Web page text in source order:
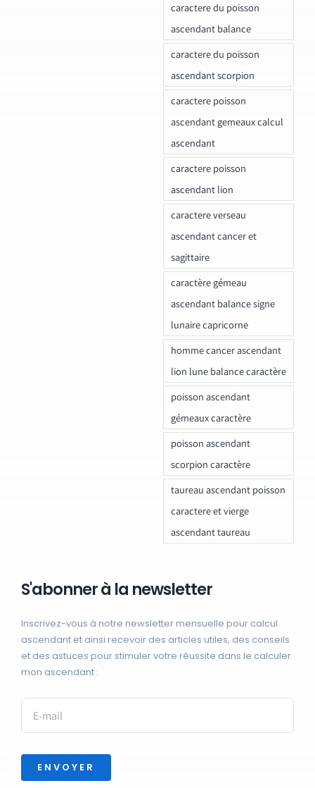
caractere du poisson
ascendant balance
caractere du poisson
ascendant scorpion
caractere poisson
ascendant gemeaux calcul
ascendant
caractere poisson
ascendant lion
caractere verseau
ascendant cancer et
sagittaire
caractère gémeau
ascendant balance signe
lunaire capricorne
homme cancer ascendant
lion lune balance caractère
poisson ascendant
gémeaux caractère
poisson ascendant
scorpion caractère
taureau ascendant poisson
caractere et vierge
ascendant taureau
S'abonner à la newsletter
Inscrivez-vous à notre newsletter mensuelle pour calcul
ascendant et ainsi recevoir des articles utiles, des conseils
et des astuces pour stimuler votre réussite dans le calculer
mon ascendant :
ENVOYER